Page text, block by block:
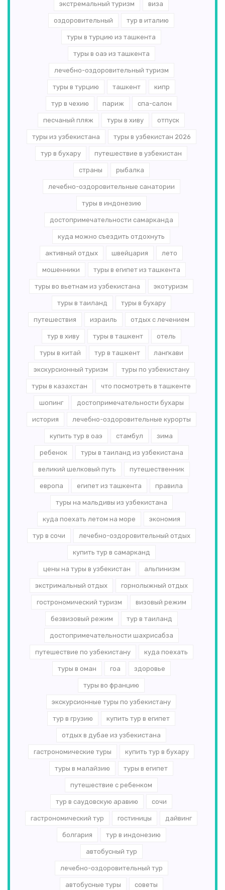
экстремальный туризм виза
оздоровительный тур в италию
туры в турцию из ташкента
туры в оаэ из ташкента
лечебно-оздоровительный туризм
туры в турцию ташкент кипр
тур в чехию париж спа-салон
песчаный пляж туры в хиву отпуск
туры из узбекистана туры в узбекистан 2026
тур в бухару путешествие в узбекистан
страны рыбалка
лечебно-оздоровительные санатории
туры в индонезию
достопримечательности самарканда
куда можно съездить отдохнуть
активный отдых швейцария лето
мошенники туры в египет из ташкента
туры во вьетнам из узбекистана экотуризм
туры в таиланд туры в бухару
путешествия израиль отдых с лечением
тур в хиву туры в ташкент отель
туры в китай тур в ташкент лангкави
экскурсионный туризм туры по узбекистану
туры в казахстан что посмотреть в ташкенте
шопинг достопримечательности бухары
история лечебно-оздоровительные курорты
купить тур в оаэ стамбул зима
ребенок туры в таиланд из узбекистана
великий шелковый путь путешественник
европа египет из ташкента правила
туры на мальдивы из узбекистана
куда поехать летом на море экономия
тур в сочи лечебно-оздоровительный отдых
купить тур в самарканд
цены на туры в узбекистан альпинизм
экстримальный отдых горнолыжный отдых
гострономический туризм визовый режим
безвизовый режим тур в таиланд
достопримечательности шахрисабза
путешествие по узбекистану куда поехать
туры в оман гоа здоровье
туры во францию
экскурсионные туры по узбекистану
тур в грузию купить тур в египет
отдых в дубае из узбекистана
гастрономические туры купить тур в бухару
туры в малайзию туры в египет
путешествие с ребенком
тур в саудовскую аравию сочи
гастрономический тур гостиницы дайвинг
болгария тур в индонезию
автобусный тур
лечебно-оздоровительный тур
автобусные туры советы